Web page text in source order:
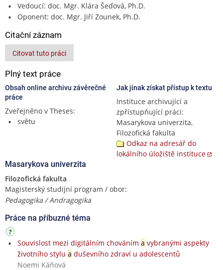
Vedoucí: doc. Mgr. Klára Šeďová, Ph.D.
Oponent: doc. Mgr. Jiří Zounek, Ph.D.
Citační záznam
Citovat tuto práci
Plný text práce
Obsah online archivu závěrečné
práce
Zveřejněno v Theses:
světu
Jak jinak získat přístup k textu
Instituce archivující a
zpřístupňující práci:
Masarykova univerzita,
Filozofická fakulta
Odkaz na adresář do
lokálního úložiště instituce
Masarykova univerzita
Filozofická fakulta
Magisterský studijní program / obor:
Pedagogika / Andragogika
Práce na příbuzné téma
Souvislost mezi digitálním chováním a vybranými aspekty
životního stylu a duševního zdraví u adolescentů
Noemi Káňová